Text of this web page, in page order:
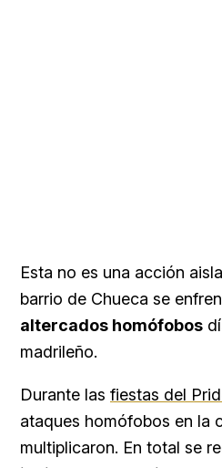
Esta no es una acción
barrio de Chueca se
altercados homófobos
madrileño.
Durante las fiestas del
ataques homófobos en la
multiplicaron. En total se